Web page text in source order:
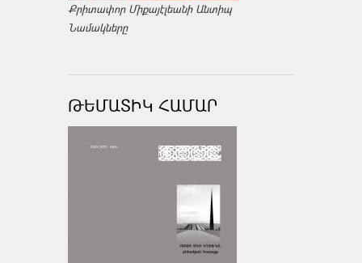
Քրիտափոր Միքայէլեանի Անտիպ
Նամակները
ԹԵՄԱՏԻԿ ՀԱՄԱՐ